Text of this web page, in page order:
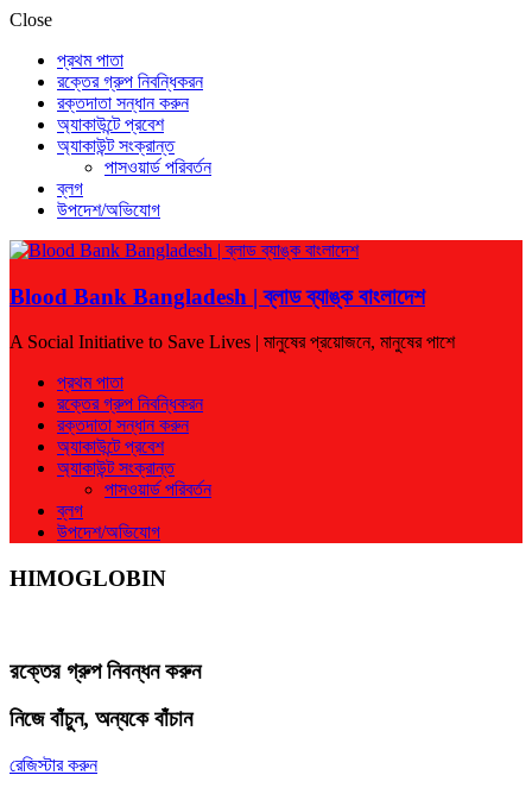
Close
প্রথম পাতা
রক্তের গ্রুপ নিবন্ধিকরন
রক্তদাতা সন্ধান করুন
অ্যাকাউন্টে প্রবেশ
অ্যাকাউন্ট সংক্রান্ত
পাসওয়ার্ড পরিবর্তন
ব্লগ
উপদেশ/অভিযোগ
Blood Bank Bangladesh | ব্লাড ব্যাঙ্ক বাংলাদেশ
A Social Initiative to Save Lives | মানুষের প্রয়োজনে, মানুষের পাশে
প্রথম পাতা
রক্তের গ্রুপ নিবন্ধিকরন
রক্তদাতা সন্ধান করুন
অ্যাকাউন্টে প্রবেশ
অ্যাকাউন্ট সংক্রান্ত
পাসওয়ার্ড পরিবর্তন
ব্লগ
উপদেশ/অভিযোগ
HIMOGLOBIN
রক্তের গ্রুপ নিবন্ধন করুন
নিজে বাঁচুন, অন্যকে বাঁচান
রেজিস্টার করুন